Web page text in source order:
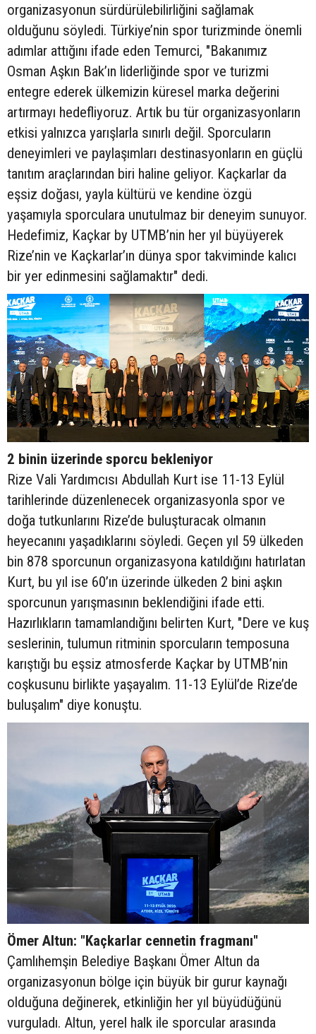
organizasyonun sürdürülebilirliğini sağlamak
olduğunu söyledi. Türkiye’nin spor turizminde önemli
adımlar attığını ifade eden Temurci, "Bakanımız
Osman Aşkın Bak’ın liderliğinde spor ve turizmi
entegre ederek ülkemizin küresel marka değerini
artırmayı hedefliyoruz. Artık bu tür organizasyonların
etkisi yalnızca yarışlarla sınırlı değil. Sporcuların
deneyimleri ve paylaşımları destinasyonların en güçlü
tanıtım araçlarından biri haline geliyor. Kaçkarlar da
eşsiz doğası, yayla kültürü ve kendine özgü
yaşamıyla sporculara unutulmaz bir deneyim sunuyor.
Hedefimiz, Kaçkar by UTMB’nin her yıl büyüyerek
Rize’nin ve Kaçkarlar’ın dünya spor takviminde kalıcı
bir yer edinmesini sağlamaktır" dedi.
2 binin üzerinde sporcu bekleniyor
Rize Vali Yardımcısı Abdullah Kurt ise 11-13 Eylül
tarihlerinde düzenlenecek organizasyonla spor ve
doğa tutkunlarını Rize’de buluşturacak olmanın
heyecanını yaşadıklarını söyledi. Geçen yıl 59 ülkeden
bin 878 sporcunun organizasyona katıldığını hatırlatan
Kurt, bu yıl ise 60’ın üzerinde ülkeden 2 bini aşkın
sporcunun yarışmasının beklendiğini ifade etti.
Hazırlıkların tamamlandığını belirten Kurt, "Dere ve kuş
seslerinin, tulumun ritminin sporcuların temposuna
karıştığı bu eşsiz atmosferde Kaçkar by UTMB’nin
coşkusunu birlikte yaşayalım. 11-13 Eylül’de Rize’de
buluşalım" diye konuştu.
Ömer Altun: "Kaçkarlar cennetin fragmanı"
Çamlıhemşin Belediye Başkanı Ömer Altun da
organizasyonun bölge için büyük bir gurur kaynağı
olduğuna değinerek, etkinliğin her yıl büyüdüğünü
vurguladı. Altun, yerel halk ile sporcular arasında